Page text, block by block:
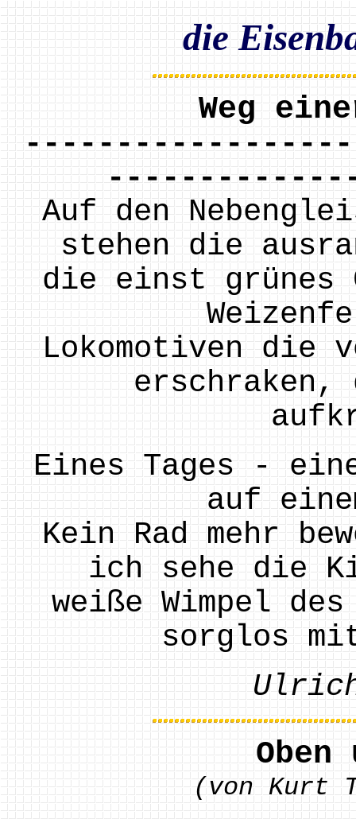
die
Weg
Auf den
stehen die
die einst grünes
Lokomotiven die
erschraken,
Eines Tages -
auf
Kein Rad mehr
ich sehe die
weiße Wimpel
sorglos
Oben
(von Kurt